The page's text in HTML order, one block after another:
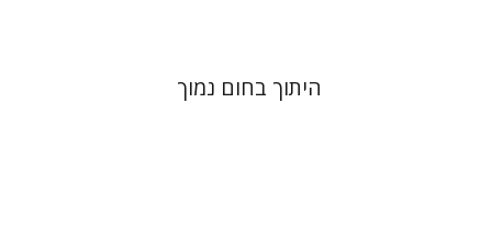
היתוך בחום נמוך